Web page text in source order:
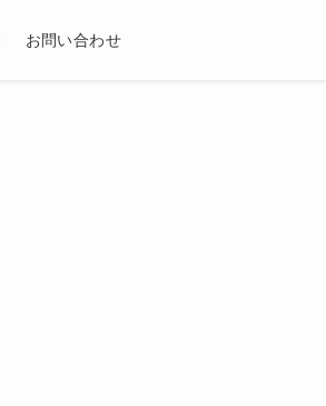
お問い合わせ